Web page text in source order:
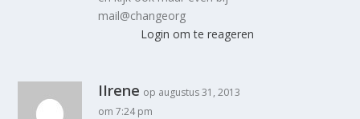
mail@changeorg
Login om te reageren
IIrene op augustus 31, 2013
om 7:24 pm